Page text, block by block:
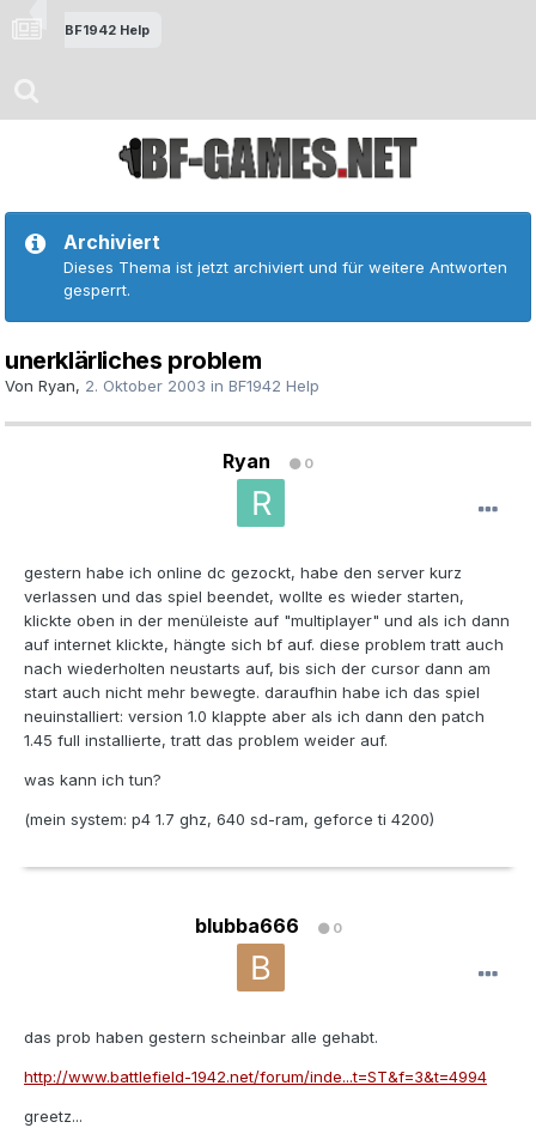
BF1942 Help
Archiviert
Dieses Thema ist jetzt archiviert und für weitere Antworten
gesperrt.
unerklärliches problem
Von Ryan, 2. Oktober 2003 in BF1942 Help
Ryan 0
gestern habe ich online dc gezockt, habe den server kurz
verlassen und das spiel beendet, wollte es wieder starten,
klickte oben in der menüleiste auf "multiplayer" und als ich dann
auf internet klickte, hängte sich bf auf. diese problem tratt auch
nach wiederholten neustarts auf, bis sich der cursor dann am
start auch nicht mehr bewegte. daraufhin habe ich das spiel
neuinstalliert: version 1.0 klappte aber als ich dann den patch
1.45 full installierte, tratt das problem weider auf.
was kann ich tun?
(mein system: p4 1.7 ghz, 640 sd-ram, geforce ti 4200)
blubba666 0
das prob haben gestern scheinbar alle gehabt.
http://www.battlefield-1942.net/forum/inde...t=ST&f=3&t=4994
greetz...